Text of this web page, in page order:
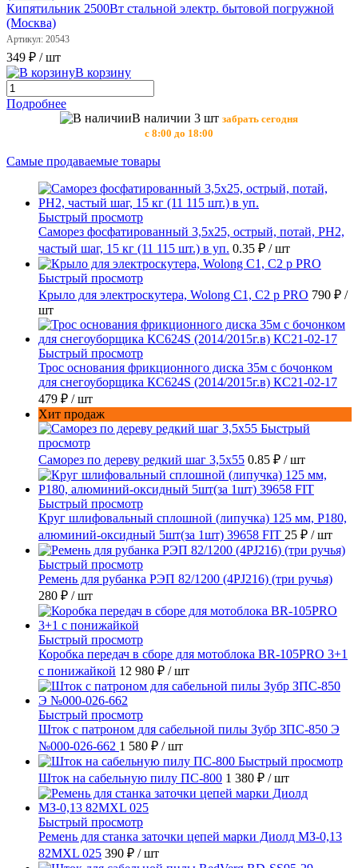
Кипятильник 2500Вт стальной электр. бытовой погружной
(Москва)
Артикул: 20543
349 ₽ / шт
В корзину
Подробнее
В наличии 3 шт забрать сегодня
с 8:00 до 18:00
Самые продаваемые товары
Быстрый просмотр
Саморез фосфатированный 3,5х25, острый, потай, РН2,
частый шаг, 15 кг (11 115 шт.) в уп. 0.35 ₽ / шт
Быстрый просмотр
Крыло для электроскутера, Wolong С1, С2 p PRO 790 ₽ /
шт
Быстрый просмотр
Трос основания фрикционного диска 35м с бочонком
для снегоуборщика КС624S (2014/2015г.в) КС21-02-17
479 ₽ / шт
Хит продаж
Быстрый
просмотр
Саморез по дереву редкий шаг 3,5х55 0.85 ₽ / шт
Быстрый просмотр
Круг шлифовальный сплошной (липучка) 125 мм, Р180,
алюминий-оксидный 5шт(за 1шт) 39658 FIT 25 ₽ / шт
Быстрый просмотр
Ремень для рубанка РЭП 82/1200 (4PJ216) (три ручья)
280 ₽ / шт
Быстрый просмотр
Коробка передач в сборе для мотоблока BR-105PRO 3+1
с понижайкой 12 980 ₽ / шт
Быстрый просмотр
Шток с патроном для сабельной пилы Зубр ЗПС-850 Э
№000-026-662 1 580 ₽ / шт
Быстрый просмотр
Шток на сабельную пилу ПС-800 1 380 ₽ / шт
Быстрый просмотр
Ремень для станка заточки цепей марки Диолд МЗ-0,13
82MXL 025 390 ₽ / шт